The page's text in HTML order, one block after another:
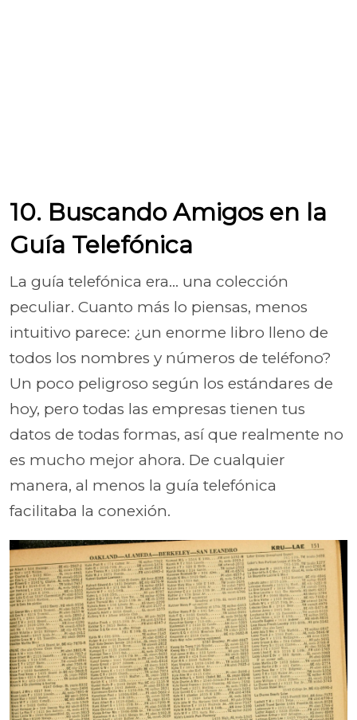
10. Buscando Amigos en la
Guía Telefónica
La guía telefónica era... una colección
peculiar. Cuanto más lo piensas, menos
intuitivo parece: ¿un enorme libro lleno de
todos los nombres y números de teléfono?
Un poco peligroso según los estándares de
hoy, pero todas las empresas tienen tus
datos de todas formas, así que realmente no
es mucho mejor ahora. De cualquier
manera, al menos la guía telefónica
facilitaba la conexión.